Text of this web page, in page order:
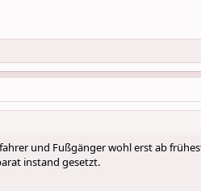
und Fußgänger wohl erst ab
instand gesetzt.